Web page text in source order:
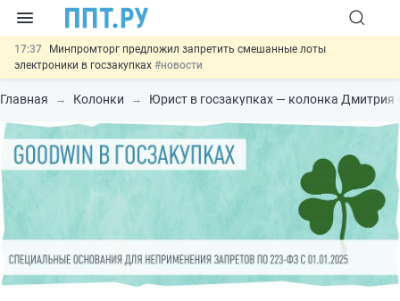
17:37
Минпромторг предложил запретить смешанные лоты
электроники в госзакупках #новости
17:13 Подписан указ об отмене спецрежима для вкладов физлиц из
недружественных стран #новости
сделках: инициатива
15:51 МВД запускает автоматическое аннулирование патента
иностранцев за неуплату НДФЛ#новости
Обеспечительный платёж СПОТ могут заменить
банковской гарантией
Главная Колонки Юрист в госзакупках — колонка Дмитрия